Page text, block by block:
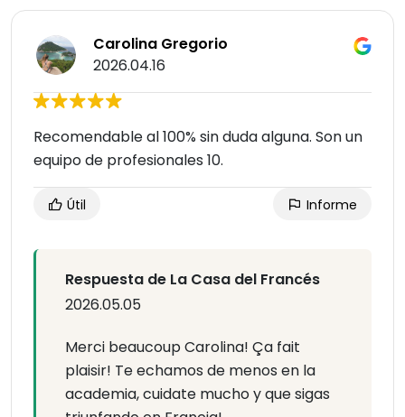
Carolina Gregorio
2026.04.16
Recomendable al 100% sin duda alguna. Son un
equipo de profesionales 10.
Útil Informe
Respuesta de La Casa del Francés
2026.05.05
Merci beaucoup Carolina! Ça fait
plaisir! Te echamos de menos en la
academia, cuidate mucho y que sigas